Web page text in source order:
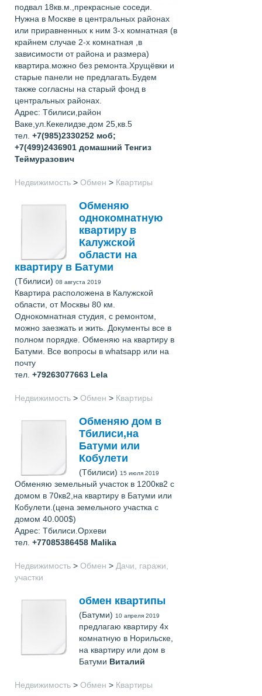
подвал 18кв.м.,прекрасные соседи.
Нужна в Москве в центральных районах
или приравненных к ним 3-х комнатная (в
крайнем случае 2-х комнатная ,в
зависимости от района и размера)
квартира.можно без ремонта.Хрущёвки и
старые панели не предлагать.Будем
также согласны на старый фонд в
центральных районах.
Адрес: Тбилиси,район
Ваке,ул.Кекелидзе,дом 25,кв.5
тел. +7(985)2330252 моб;
+7(499)2436901 домашний Тенгиз
Теймуразович
Недвижимость > Обмен > Квартиры
Обменяю
однокомнатную
квартиру в
Калужской
области на
квартиру в Батуми
(Тбилиси) 08 августа 2019
Квартира расположена в Калужской
области, от Москвы 80 км.
Однокомнатная студия, с ремонтом,
можно заезжать и жить. Документы все в
полном порядке. Обменяю на квартиру в
Батуми. Все вопросы в whatsapp или на
почту
тел. +79263077663 Lela
Недвижимость > Обмен > Квартиры
Обменяю дом в
Тбилиси,на
Батуми или
Кобулети
(Тбилиси) 15 июля 2019
Обменяю земельный участок в 1200кв2 с
домом в 70кв2,на квартиру в Батуми или
Кобулети.(цена земельного участка с
домом 40.000$)
Адрес: Тбилиси.Орхеви
тел. +77085386458 Malika
Недвижимость > Обмен > Дачи, гаражи,
участки
обмен квартипы
(Батуми) 10 апреля 2019
предлагаю квартиру 4х
комнатную в Норильске,
на квартиру или дом в
Батуми Виталий
Недвижимость > Обмен > Квартиры